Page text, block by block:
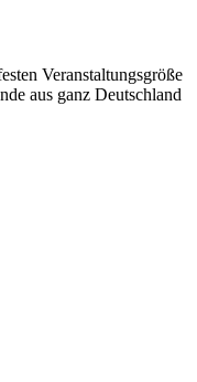
Veranstaltungsgröße
aus ganz Deutschland